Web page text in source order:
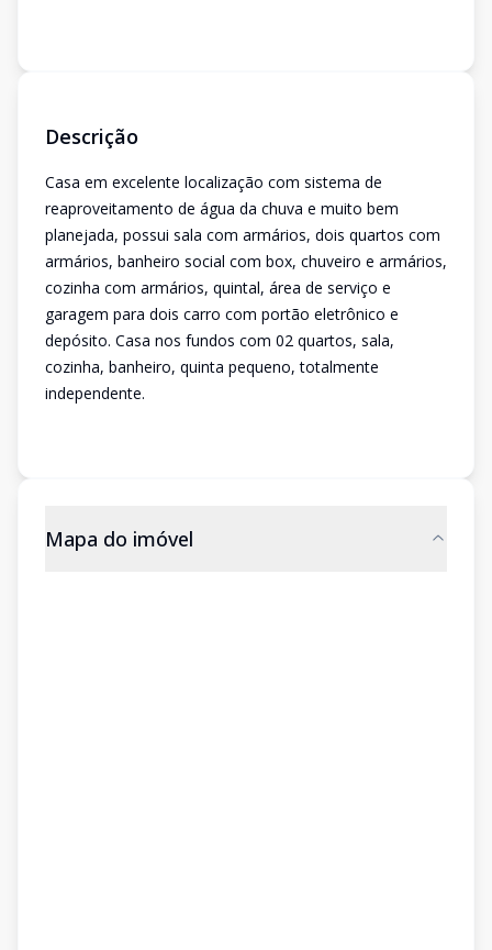
Descrição
Casa em excelente localização com sistema de
reaproveitamento de água da chuva e muito bem
planejada, possui sala com armários, dois quartos com
armários, banheiro social com box, chuveiro e armários,
cozinha com armários, quintal, área de serviço e
garagem para dois carro com portão eletrônico e
depósito. Casa nos fundos com 02 quartos, sala,
cozinha, banheiro, quinta pequeno, totalmente
independente.
Mapa do imóvel